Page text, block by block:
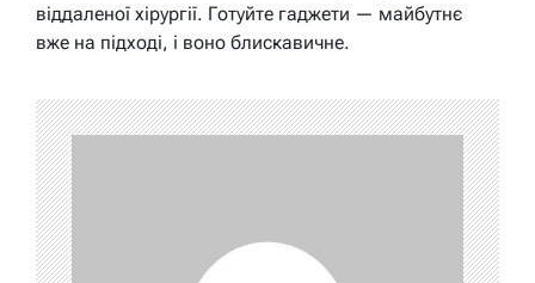
віддаленої хірургії. Готуйте гаджети — майбутнє
вже на підході, і воно блискавичне.